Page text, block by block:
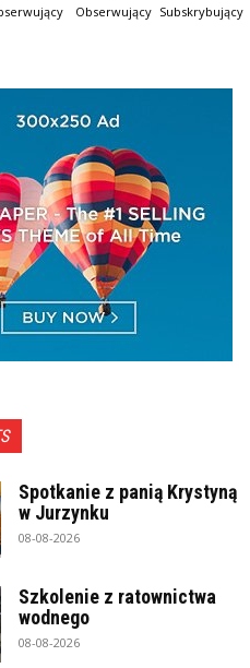
Obserwujący Subskrybujący
Spotkanie z panią Krystyną
w Jurzynku
08-08-2026
Szkolenie z ratownictwa
wodnego
08-08-2026